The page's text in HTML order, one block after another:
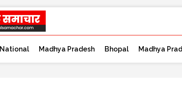
National Madhya Pradesh Bhopal Madhya